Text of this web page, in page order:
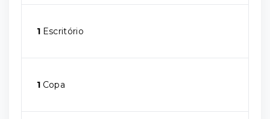
1 Escritório
1 Copa